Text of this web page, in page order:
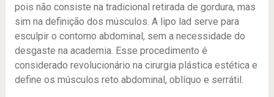
pois não consiste na tradicional retirada de gordura, mas
sim na definição dos músculos. A lipo lad serve para
esculpir o contorno abdominal, sem a necessidade do
desgaste na academia. Esse procedimento é
considerado revolucionário na cirurgia plástica estética e
define os músculos reto abdominal, oblíquo e serrátil.